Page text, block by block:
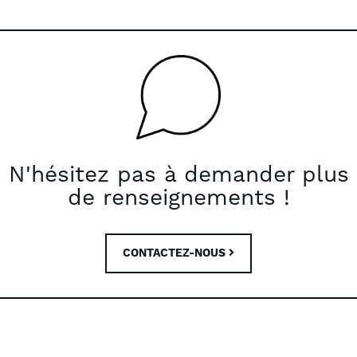
N'hésitez pas à demander plus
de renseignements !
CONTACTEZ-NOUS